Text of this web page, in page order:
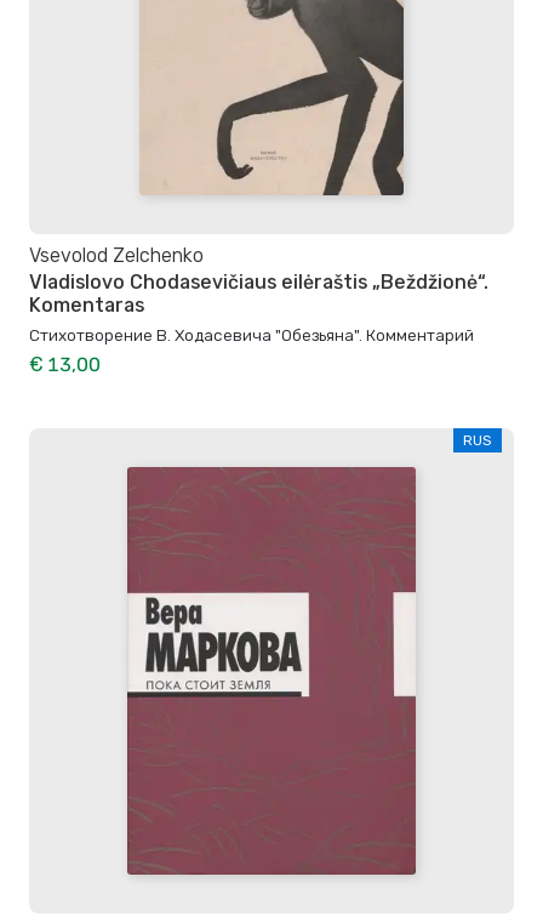
Vsevolod Zelchenko
Vladislovo Chodasevičiaus eilėraštis „Beždžionė“.
Komentaras
Стихотворение В. Ходасевича "Обезьяна". Комментарий
€ 13,00
RUS